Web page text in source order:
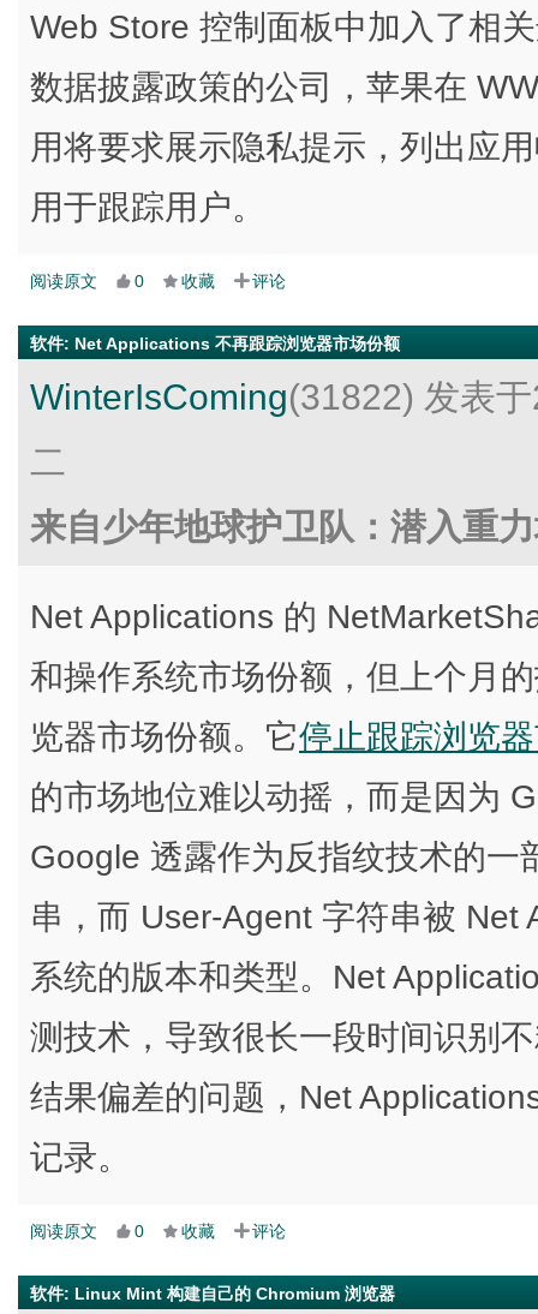
Web Store 控制面板中加入了相
数据披露政策的公司，苹果在
用将要求展示隐私提示，列出应
用于跟踪用户。
阅读原文 0 收藏 评论
软件: Net Applications 不再跟踪浏览器市场份额
WinterIsComing(31822) 发表
二
来自少年地球护卫队：潜入重
Net Applications 的
和操作系统市场份额，但上个月
览器市场份额。它停止跟踪浏览
的市场地位难以动摇，而是因为
Google 透露作为反指纹技术的
串，而 User-Agent 字符串被 Net
系统的版本和类型。Net
测技术，导致很长一段时间识别
结果偏差的问题，Net
记录。
阅读原文 0 收藏 评论
软件: Linux Mint 构建自己的 Chromium 浏览器